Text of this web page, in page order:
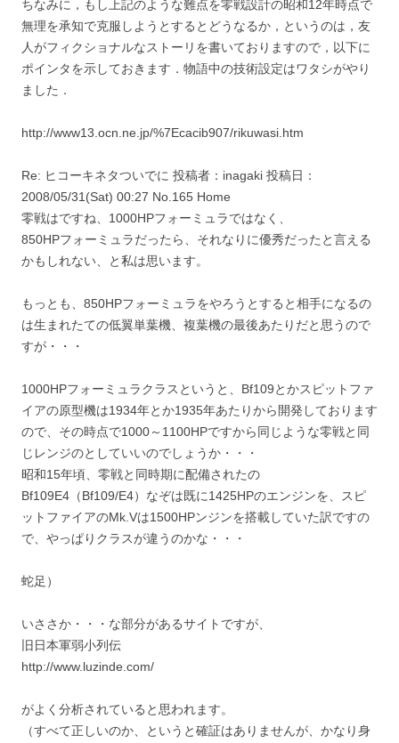
ちなみに，もし上記のような難点を零戦設計の昭和12年時点で
無理を承知で克服しようとするとどうなるか，というのは，友
人がフィクショナルなストーリを書いておりますので，以下に
ポインタを示しておきます．物語中の技術設定はワタシがやり
ました．
http://www13.ocn.ne.jp/%7Ecacib907/rikuwasi.htm
Re: ヒコーキネタついでに 投稿者：inagaki 投稿日：
2008/05/31(Sat) 00:27 No.165 Home
零戦はですね、1000HPフォーミュラではなく、
850HPフォーミュラだったら、それなりに優秀だったと言える
かもしれない、と私は思います。
もっとも、850HPフォーミュラをやろうとすると相手になるの
は生まれたての低翼単葉機、複葉機の最後あたりだと思うので
すが・・・
1000HPフォーミュラクラスというと、Bf109とかスピットファ
イアの原型機は1934年とか1935年あたりから開発しております
ので、その時点で1000～1100HPですから同じような零戦と同
じレンジのとしていいのでしょうか・・・
昭和15年頃、零戦と同時期に配備されたの
Bf109E4（Bf109/E4）なぞは既に1425HPのエンジンを、スピ
ットファイアのMk.Vは1500HPンジンを搭載していた訳ですの
で、やっぱりクラスが違うのかな・・・
蛇足）
いささか・・・な部分があるサイトですが、
旧日本軍弱小列伝
http://www.luzinde.com/
がよく分析されていると思われます。
（すべて正しいのか、というと確証はありませんが、かなり身